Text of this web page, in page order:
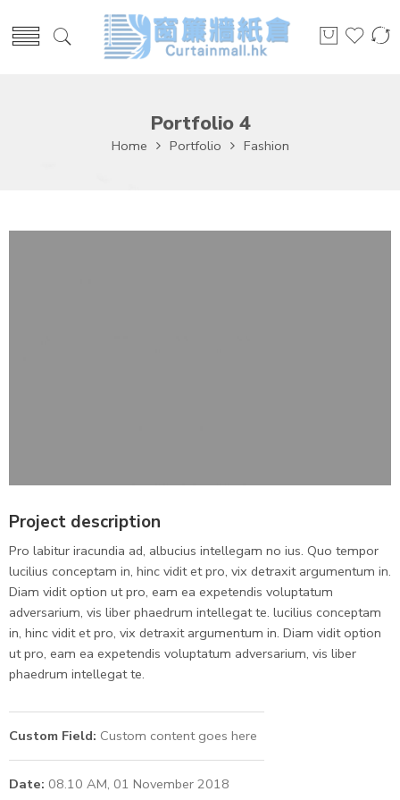
Portfolio 4
Home Portfolio Fashion
Project description
Pro labitur iracundia ad, albucius intellegam no ius. Quo tempor
lucilius conceptam in, hinc vidit et pro, vix detraxit argumentum in.
Diam vidit option ut pro, eam ea expetendis voluptatum
adversarium, vis liber phaedrum intellegat te. lucilius conceptam
in, hinc vidit et pro, vix detraxit argumentum in. Diam vidit option
ut pro, eam ea expetendis voluptatum adversarium, vis liber
phaedrum intellegat te.
Custom Field: Custom content goes here
Date: 08.10 AM, 01 November 2018